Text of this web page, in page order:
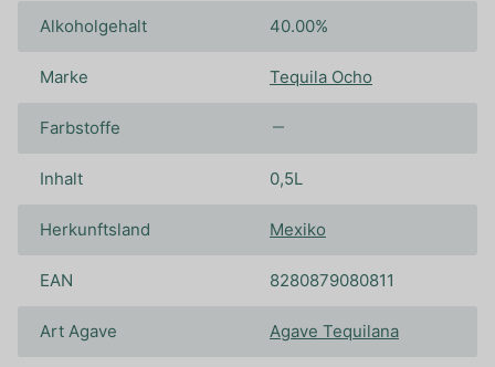
Alkoholgehalt 40.00%
Marke Tequila Ocho
Farbstoffe
Inhalt 0,5L
Herkunftsland Mexiko
EAN 8280879080811
Art Agave Agave Tequilana